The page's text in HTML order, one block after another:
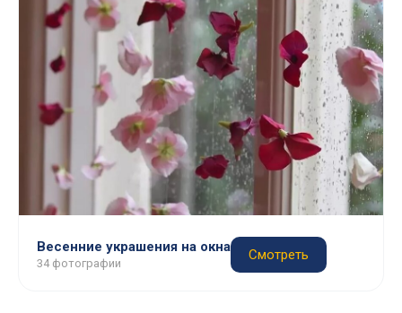
Весенние украшения на окна
34 фотографии
Смотреть